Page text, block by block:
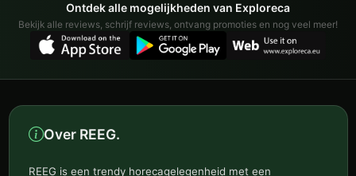
Ontdek alle mogelijkheden van Exploreca
Bekijk alle reviews, schrijf reviews, ontvang promoties en nog veel meer!
Over REEG.
REEG is een trendy horecagelegenheid met een